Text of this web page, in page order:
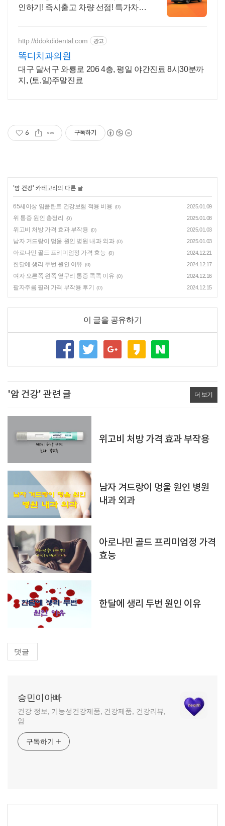
인하기! 즉시출고 차량 선점! 특가차
점하세요.
http://ddokdidental.com 광고
똑디치과의원
대구 달서구 와룡로 206 4층, 평일 야간진료 8시30분까
지, (토,일)주말진료
6 구독하기
'암 건강' 카테고리의 다른 글
65세이상 임플란트 건강보험 적용 비용 (0) 2025.01.09
위 통증 원인 총정리 (0) 2025.01.08
위고비 처방 가격 효과 부작용 (0) 2025.01.03
남자 겨드랑이 멍울 원인 병원 내과 외과 (0) 2025.01.03
아로나민 골드 프리미엄정 가격 효능 (0) 2024.12.21
한달에 생리 두번 원인 이유 (0) 2024.12.17
여자 오른쪽 왼쪽 옆구리 통증 콕콕 이유 (0) 2024.12.16
팔자주름 필러 가격 부작용 후기 (0) 2024.12.15
이 글을 공유하기
'암 건강' 관련 글 더 보기
위고비 처방 가격 효과 부작용
남자 겨드랑이 멍울 원인 병원
내과 외과
아로나민 골드 프리미엄정 가격
효능
한달에 생리 두번 원인 이유
댓글
승민이아빠
건강 정보, 기능성건강제품, 건강제품, 건강리뷰,
암
구독하기